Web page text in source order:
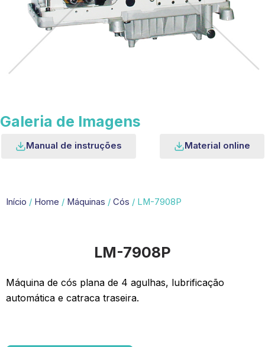
Galeria de Imagens
Manual de instruções Material online
Início / Home / Máquinas / Cós / LM-7908P
LM-7908P
Máquina de cós plana de 4 agulhas, lubrificação
automática e catraca traseira.